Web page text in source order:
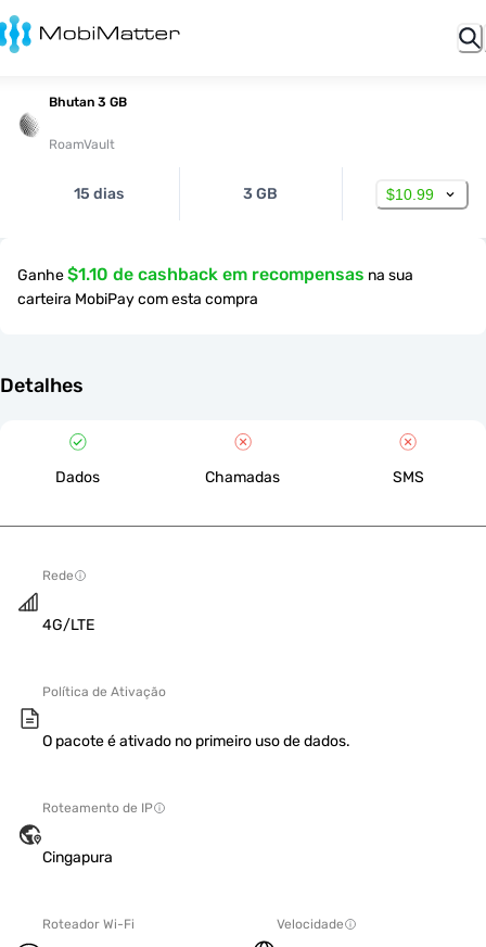
Bhutan 3 GB
RoamVault
15 dias 3 GB $10.99
Ganhe$1.10 de cashback em recompensas na sua
carteira MobiPay com esta compra
Detalhes
Dados Chamadas SMS
Rede
4G/LTE
Política de Ativação
O pacote é ativado no primeiro uso de dados.
Roteamento de IP
Cingapura
Roteador Wi-Fi Velocidade